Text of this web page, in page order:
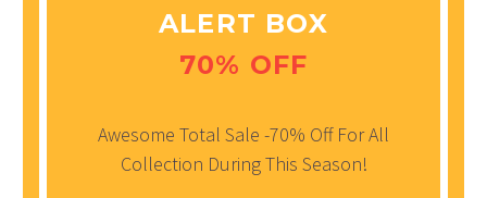
ALERT BOX
70% OFF
Awesome Total Sale -70% Off For All
Collection During This Season!